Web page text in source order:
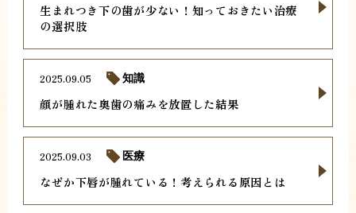
生まれつき下の歯が少ない！知っておきたい治療
の選択肢
顔が腫れた奥歯の痛みを放置した結果
2025.09.05 知識
なぜか下唇が腫れている！考えられる原因とは
2025.09.03 医療